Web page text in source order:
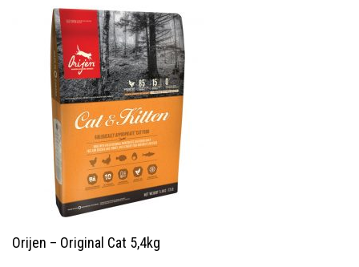
Orijen – Original Cat 5,4kg